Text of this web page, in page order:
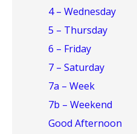
4 – Wednesday
5 – Thursday
6 – Friday
7 – Saturday
7a – Week
7b – Weekend
Good Afternoon